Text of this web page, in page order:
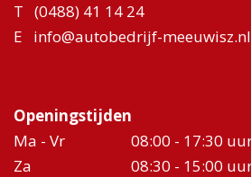
T (0488) 41 14 24
E
info@autobedrijf-meeuwisz.nl
Openingstijden
Ma - Vr
08:00 - 17:30
Za
08:30 - 15:00